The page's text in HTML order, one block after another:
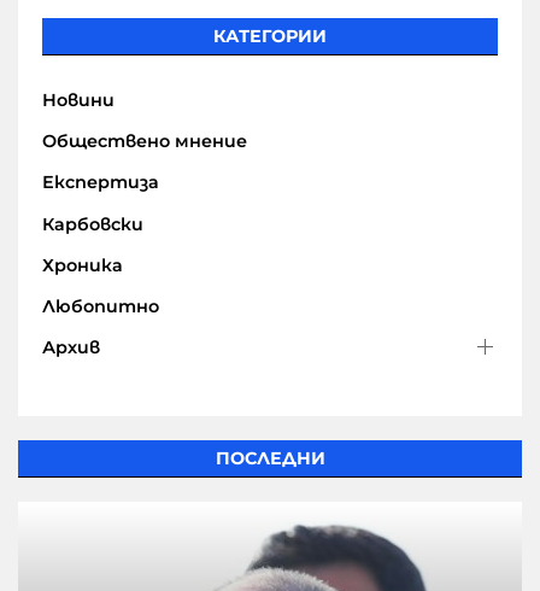
КАТЕГОРИИ
Новини
Обществено мнение
Експертиза
Карбовски
Хроника
Любопитно
Архив
ПОСЛЕДНИ